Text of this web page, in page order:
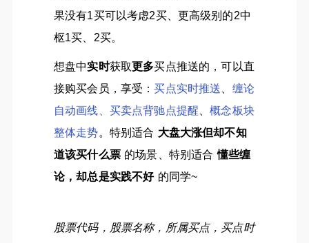
果没有1买可以考虑2买、更高级别的2中
枢1买、2买。
想盘中实时获取更多买点推送的，可以直
接购买会员，享受：买点实时推送
缠论
自动画线、买卖点背驰点提醒 、概念板块
整体走势。特别适合 大盘大涨但却不知
道该买什么票的场景、特别适合懂些缠
论，却总是实践不好的同学~
股票代码，股票名称，所属买点，买点时